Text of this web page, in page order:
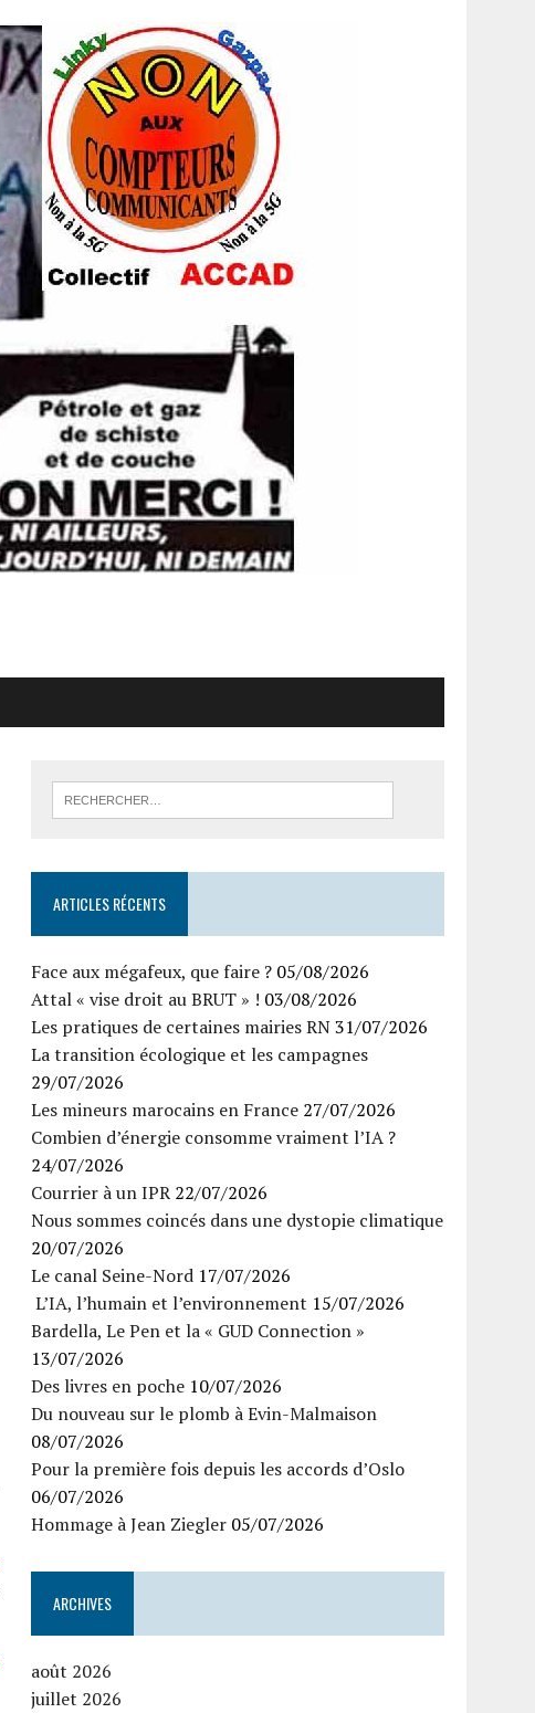
ARTICLES RÉCENTS
Face aux mégafeux, que faire ? 05/08/2026
Attal « vise droit au BRUT » ! 03/08/2026
Les pratiques de certaines mairies RN31/07/2026
La transition écologique et les campagnes
29/07/2026
Les mineurs marocains en France 27/07/2026
Combien d’énergie consomme vraiment l’IA ?
24/07/2026
Courrier à un IPR 22/07/2026
Nous sommes coincés dans une dystopie climatique
20/07/2026
Le canal Seine-Nord 17/07/2026
L’IA, l’humain et l’environnement 15/07/2026
Bardella, Le Pen et la « GUD Connection »
13/07/2026
Des livres en poche 10/07/2026
Du nouveau sur le plomb à Evin-Malmaison
08/07/2026
Pour la première fois depuis les accords d’Oslo
06/07/2026
Hommage à Jean Ziegler 05/07/2026
ARCHIVES
août 2026
juillet 2026